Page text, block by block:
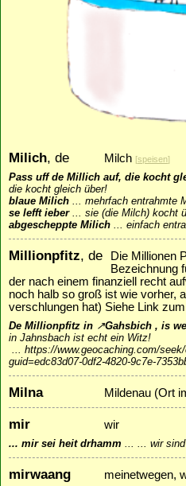
Milich, de Milch [speisen]
Pass uff de Millich auf, die kocht
die kocht gleich über!
blaue Milich
mehrfach entrahmte
se lefft ieber... sie (die Milch) kocht
abgescheppte Milich
einfach
Millionpfitz, de
Die Millionen
Bezeichnung
der nach einem finanziell recht
noch halb so groß ist wie vorher,
verschlungen hat) Siehe Link
De Millionpfitz in ↗Gahsbich , is
in Jahnsbach ist echt ein Witz!
https://www.geocaching.com/
guid=edc83d07-0df2-4820-9c7e-
Milna Mildenau (Ort
mir wir
... mir sei heit drhamm ... wir
mirwaang meinetwegen,